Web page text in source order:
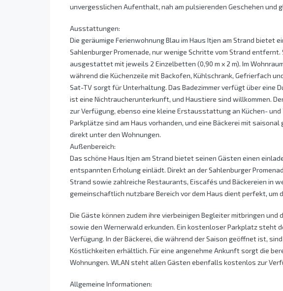
unvergesslichen Aufenthalt, nah am pulsierenden Geschehen und
Ausstattungen:
Die geräumige Ferienwohnung Blau im Haus Itjen am Strand bietet
Sahlenburger Promenade, nur wenige Schritte vom Strand
ausgestattet mit jeweils 2 Einzelbetten (0,90 m x 2 m). Im
während die Küchenzeile mit Backofen, Kühlschrank, Gefrierfach
Sat-TV sorgt für Unterhaltung. Das Badezimmer verfügt über eine
ist eine Nichtraucherunterkunft, und Haustiere sind willkommen.
zur Verfügung, ebenso eine kleine Erstausstattung an Küchen-
Parkplätze sind am Haus vorhanden, und eine Bäckerei mit
direkt unter den Wohnungen.
Außenbereich:
Das schöne Haus Itjen am Strand bietet seinen Gästen einen
entspannten Erholung einlädt. Direkt an der Sahlenburger
Strand sowie zahlreiche Restaurants, Eiscafés und Bäckereien in
gemeinschaftlich nutzbare Bereich vor dem Haus dient perfekt, um
Die Gäste können zudem ihre vierbeinigen Begleiter mitbringen und
sowie den Wernerwald erkunden. Ein kostenloser Parkplatz steht
Verfügung. In der Bäckerei, die während der Saison geöffnet ist,
Köstlichkeiten erhältlich. Für eine angenehme Ankunft sorgt die
Wohnungen. WLAN steht allen Gästen ebenfalls kostenlos zur
Allgemeine Informationen: